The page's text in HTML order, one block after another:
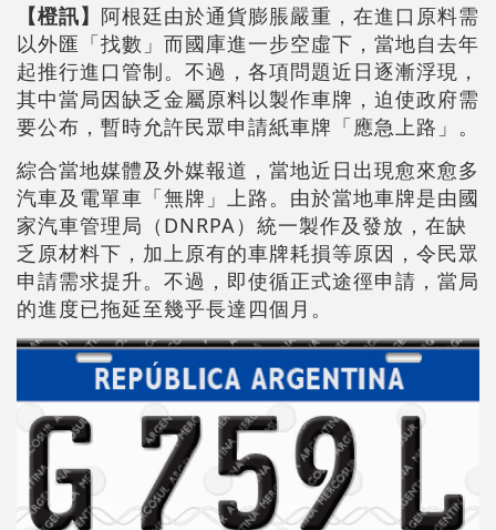
【橙訊】 阿根廷由於通貨膨脹嚴重，在進口原料需
以外匯「找數」而國庫進一步空虛下，當地自去年
起推行進口管制。不過，各項問題近日逐漸浮現，
其中當局因缺乏金屬原料以製作車牌，迫使政府需
要公布，暫時允許民眾申請紙車牌「應急上路」。
綜合當地媒體及外媒報道，當地近日出現愈來愈多
汽車及電單車「無牌」上路。由於當地車牌是由國
家汽車管理局（DNRPA）統一製作及發放，在缺
乏原材料下，加上原有的車牌耗損等原因，令民眾
申請需求提升。不過，即使循正式途徑申請，當局
的進度已拖延至幾乎長達四個月。